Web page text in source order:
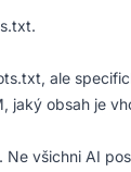
ale
jaký obsah je
Ne všichni AI